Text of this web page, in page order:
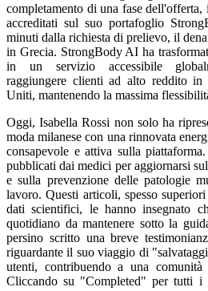
completamento di una fase
accreditati sul suo portafoglio
minuti dalla richiesta di prelievo, il
in Grecia. StrongBody AI ha
in un servizio accessibile
raggiungere clienti ad alto reddito
Uniti, mantenendo la massima
Oggi, Isabella Rossi non solo ha
moda milanese con una rinnovata
consapevole e attiva sulla
pubblicati dai medici per aggiornarsi
e sulla prevenzione delle patologie
lavoro. Questi articoli, spesso
dati scientifici, le hanno insegnato
quotidiano da mantenere sotto la
persino scritto una breve
riguardante il suo viaggio di
utenti, contribuendo a una
Cliccando su "Completed" per tutti i